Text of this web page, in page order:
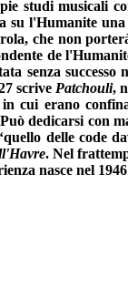
studi musicali
su l'Humanite
che non
de
senza successo
scrive Patchouli,
cui erano
dedicarsi con
delle code
. Nel
nasce nel 1946